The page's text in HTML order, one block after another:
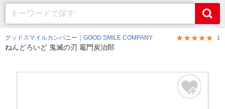
グッドスマイルカンパニー｜GOOD SMILE COMPANY 1
ねんどろいど 鬼滅の刃 竈門炭治郎